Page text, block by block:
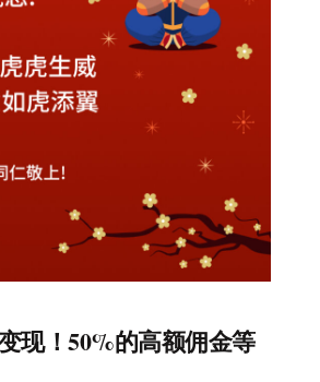
现！50%的高额佣金等